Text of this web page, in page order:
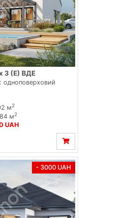
3 (Е) ВДЕ
одноповерховий
м2
м2
UAH
- 3000 UAH